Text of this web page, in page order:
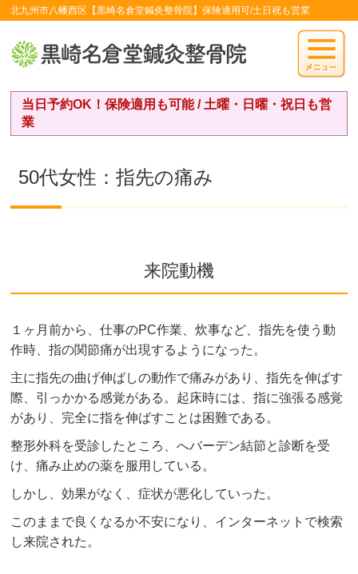
北九州市八幡西区【黒崎名倉堂鍼灸整骨院】保険適用可/土日祝も営業
当日予約OK！保険適用も可能 / 土曜・日曜・祝日も営
業
50代女性：指先の痛み
来院動機
１ヶ月前から、仕事のPC作業、炊事など、指先を使う動
作時、指の関節痛が出現するようになった。
主に指先の曲げ伸ばしの動作で痛みがあり、指先を伸ばす
際、引っかかる感覚がある。起床時には、指に強張る感覚
があり、完全に指を伸ばすことは困難である。
整形外科を受診したところ、へバーデン結節と診断を受
け、痛み止めの薬を服用している。
しかし、効果がなく、症状が悪化していった。
このままで良くなるか不安になり、インターネットで検索
し来院された。